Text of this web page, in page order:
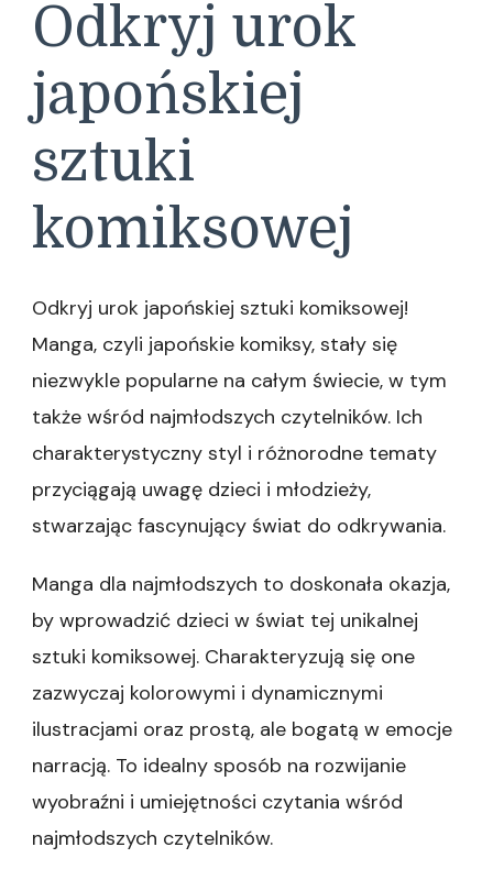
Odkryj urok
japońskiej
sztuki
komiksowej
Odkryj urok japońskiej sztuki komiksowej!
Manga, czyli japońskie komiksy, stały się
niezwykle popularne na całym świecie, w tym
także wśród najmłodszych czytelników. Ich
charakterystyczny styl i różnorodne tematy
przyciągają uwagę dzieci i młodzieży,
stwarzając fascynujący świat do odkrywania.
Manga dla najmłodszych to doskonała okazja,
by wprowadzić dzieci w świat tej unikalnej
sztuki komiksowej. Charakteryzują się one
zazwyczaj kolorowymi i dynamicznymi
ilustracjami oraz prostą, ale bogatą w emocje
narracją. To idealny sposób na rozwijanie
wyobraźni i umiejętności czytania wśród
najmłodszych czytelników.